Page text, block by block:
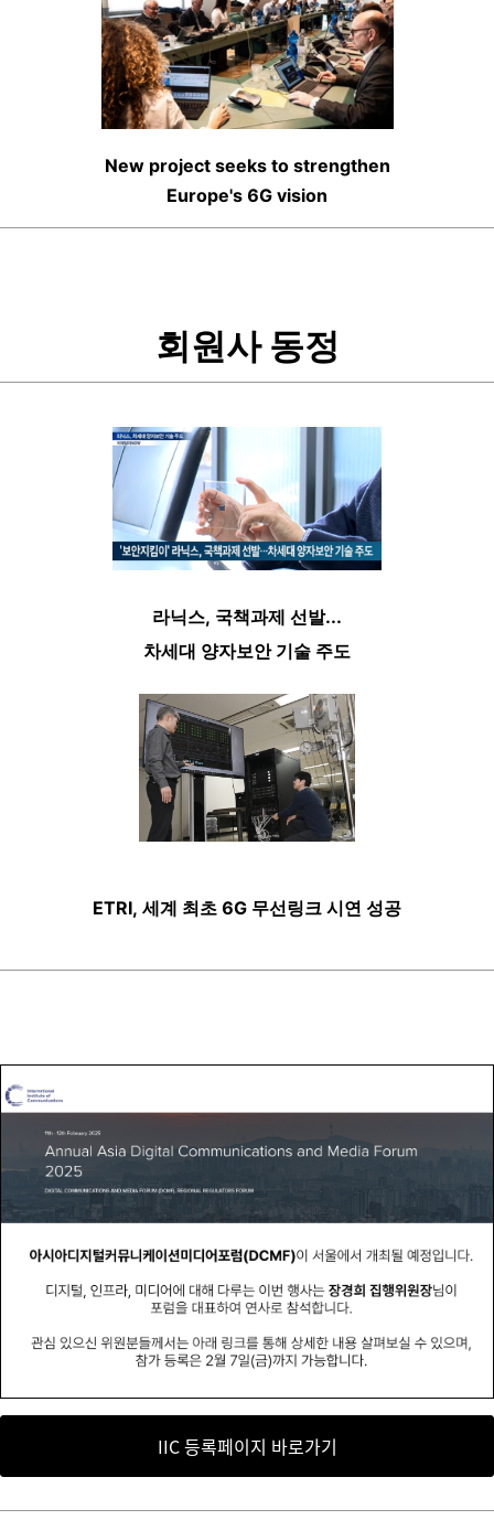
New project seeks to strengthen
Europe's 6G vision
회원사 동정
라닉스, 국책과제 선발...
차세대 양자보안 기술 주도
ETRI, 세계 최초 6G 무선링크 시연 성공
IIC 등록페이지 바로가기